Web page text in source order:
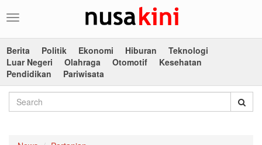
Toggle
Berita
Politik Ekonomi Hiburan
Teknologi
Luar Negeri
Olahraga Otomotif
Kesehatan
Pendidikan
Pariwisata